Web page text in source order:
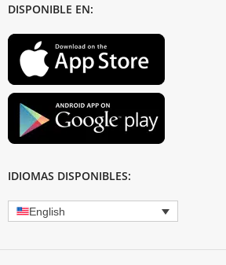
DISPONIBLE EN:
IDIOMAS DISPONIBLES:
English